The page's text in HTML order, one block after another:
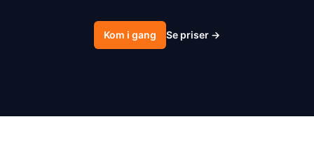
Kom i gang Se priser →